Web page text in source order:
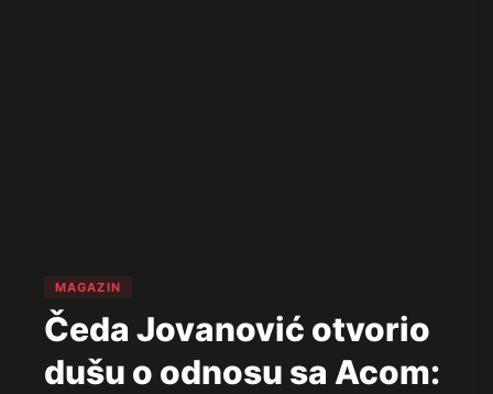
MAGAZIN
Čeda Jovanović otvorio
dušu o odnosu sa Acom: